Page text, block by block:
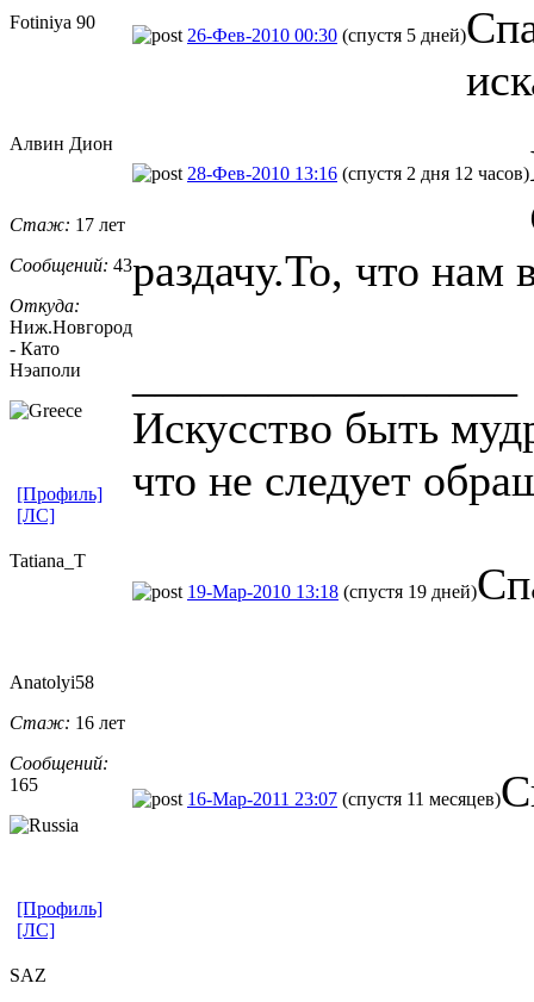
Fotiniya 90
26-Фев-2010 00:30 (спустя 5 дней)
Алвин Дион
Стаж: 17 лет
Сообщений: 43
Откуда:
Ниж.Новгород
- Като
Нэаполи
28-Фев-2010 13:16 (спустя 2 дня 12 часов)
раздачу.То, что нам
Искусство быть
что не следует
[Профиль]
[ЛС]
Tatiana_T
19-Мар-2010 13:18 (спустя 19 дней)
Anatolyi58
Стаж: 16 лет
Сообщений:
165
16-Мар-2011 23:07 (спустя 11 месяцев)
[Профиль]
[ЛС]
SAZ